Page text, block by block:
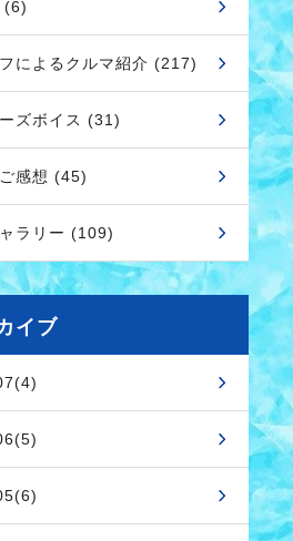
(6)
によるクルマ紹介 (217)
ズボイス (31)
感想 (45)
ラリー (109)
イブ